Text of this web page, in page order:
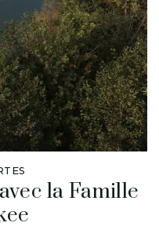
la Famille